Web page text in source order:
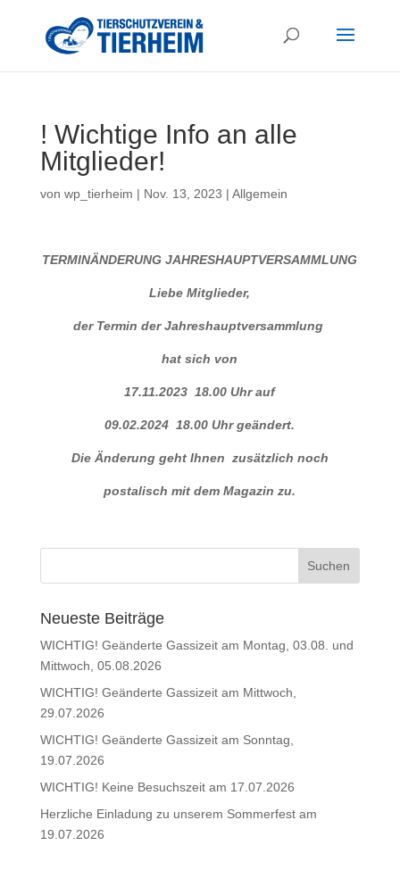
! Wichtige Info an alle
Mitglieder!
von wp_tierheim | Nov. 13, 2023 | Allgemein
TERMINÄNDERUNG JAHRESHAUPTVERSAMMLUNG
Liebe Mitglieder,
der Termin der Jahreshauptversammlung
hat sich von
17.11.2023 18.00 Uhr auf
09.02.2024 18.00 Uhr geändert.
Die Änderung geht Ihnen zusätzlich noch
postalisch mit dem Magazin zu.
Neueste Beiträge
WICHTIG! Geänderte Gassizeit am Montag, 03.08. und
Mittwoch, 05.08.2026
WICHTIG! Geänderte Gassizeit am Mittwoch,
29.07.2026
WICHTIG! Geänderte Gassizeit am Sonntag,
19.07.2026
WICHTIG! Keine Besuchszeit am 17.07.2026
Herzliche Einladung zu unserem Sommerfest am
19.07.2026